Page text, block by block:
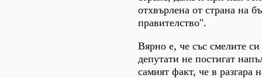
отхвърлена от страна на
правителство".
Вярно е, че със смелите
депутати не постигат
самият факт, че в разгара